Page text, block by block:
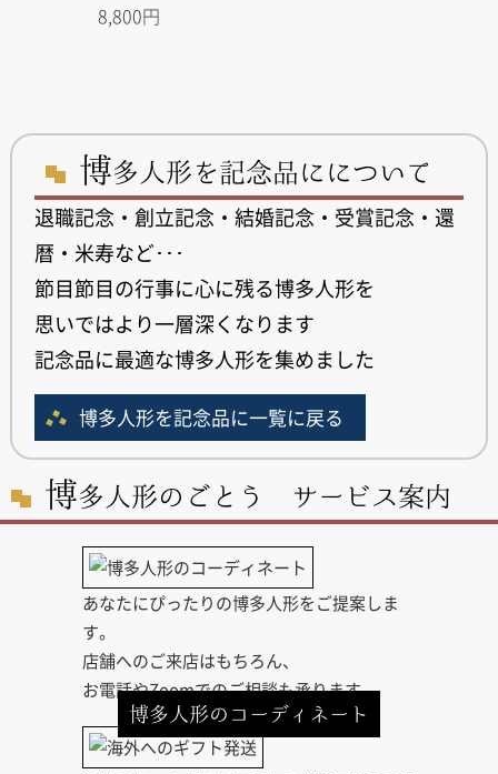
8,800円
博多人形を記念品にについて
退職記念・創立記念・結婚記念・受賞記念・還
暦・米寿など･･･
節目節目の行事に心に残る博多人形を
思いではより一層深くなります
記念品に最適な博多人形を集めました
博多人形を記念品に一覧に戻る
博多人形のごとう サービス案内
博多人形のコーディネート
あなたにぴったりの博多人形をご提案しま
す。
店舗へのご来店はもちろん、
お電話やZoomでのご相談も承ります。